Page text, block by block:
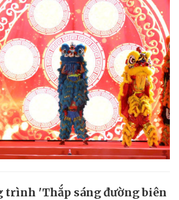
trình 'Thắp sáng đường biên